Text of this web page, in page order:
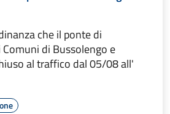
che il ponte di
di Bussolengo e
al traffico dal 05/08 all'